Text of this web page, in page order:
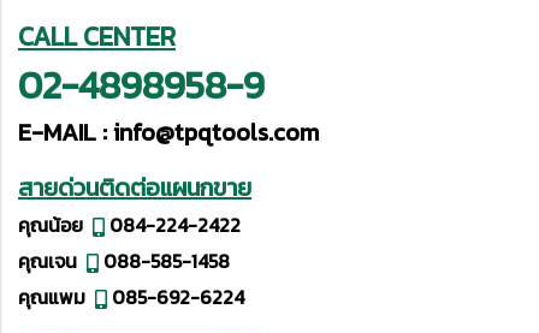
CALL CENTER
02-4898958-9
E-MAIL :info@tpqtools.com
สายด่วนติดต่อแผนกขาย
คุณน้อย
084-224-2422
คุณเจน
088-585-1458
คุณแพม
085-692-6224